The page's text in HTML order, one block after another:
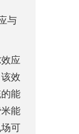
与
应
效
能
能
可